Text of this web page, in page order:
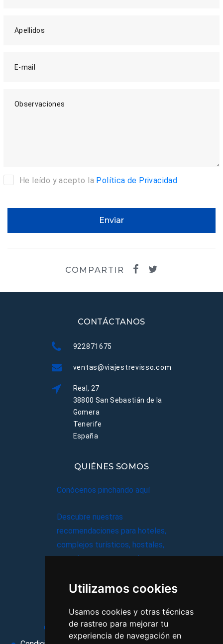
Utilizamos cookies
Usamos cookies y otras técnicas
de rastreo para mejorar tu
experiencia de navegación en
Apellidos
E-mail
Observaciones
He leído y acepto la Política de Privacidad
Enviar
COMPARTIR
CONTÁCTANOS
922871675
ventas@viajestrevisso.com
Real, 27
38800 San Sebastián de la
Gomera
Tenerife
España
QUIÉNES SOMOS
Conócenos pinchando aquí
Descubre nuestras
recomendaciones para hoteles,
complejos turísticos, hostales,
vacaciones, paquetes de
Aviso legal
Condiciones de uso